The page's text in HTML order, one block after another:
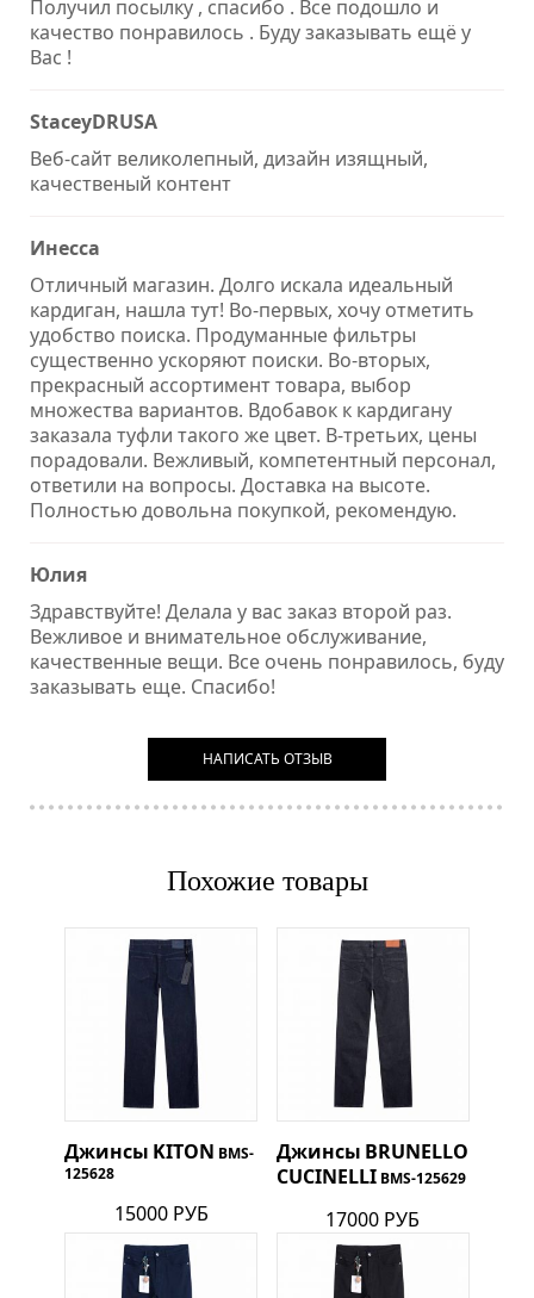
Получил посылку , спасибо . Все подошло и
качество понравилось . Буду заказывать ещё у
Вас !
StaceyDRUSA
Веб-сайт великолепный, дизайн изящный,
качественый контент
Инесса
Отличный магазин. Долго искала идеальный
кардиган, нашла тут! Во-первых, хочу отметить
удобство поиска. Продуманные фильтры
существенно ускоряют поиски. Во-вторых,
прекрасный ассортимент товара, выбор
множества вариантов. Вдобавок к кардигану
заказала туфли такого же цвет. В-третьих, цены
порадовали. Вежливый, компетентный персонал,
ответили на вопросы. Доставка на высоте.
Полностью довольна покупкой, рекомендую.
Юлия
Здравствуйте! Делала у вас заказ второй раз.
Вежливое и внимательное обслуживание,
качественные вещи. Все очень понравилось, буду
заказывать еще. Спасибо!
НАПИСАТЬ ОТЗЫВ
Похожие товары
Джинсы KITON BMS-
125628
15000 РУБ
Джинсы BRUNELLO
CUCINELLI BMS-125629
17000 РУБ